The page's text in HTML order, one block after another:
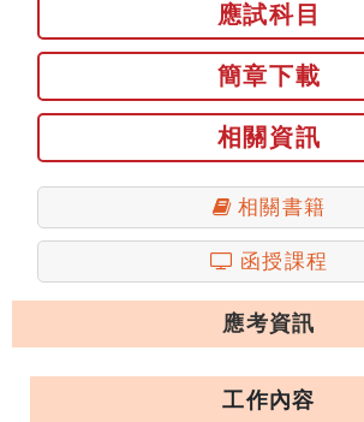
應試科目
簡章下載
相關資訊
相關書籍
函授課程
應考資訊
工作內容